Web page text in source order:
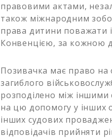
правовими актами,
також міжнародним
права дитини поважати
Конвенцією, за кожною
Позивачка має право
загиблого
розподілено між
на цю допомогу у інших
інших судових
відповідачів прийняти